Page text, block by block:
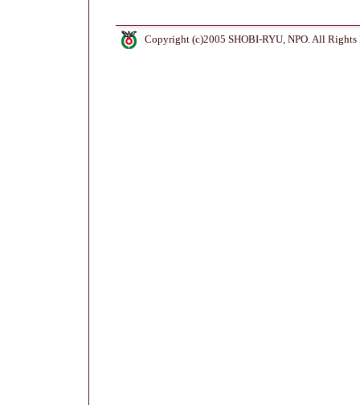
Copyright (c)2005 SHOBI-RYU, NPO. All Rights